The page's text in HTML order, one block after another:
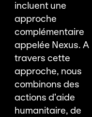
incluent une
approche
complémentaire
appelée Nexus. A
travers cette
approche, nous
combinons des
actions d’aide
humanitaire, de